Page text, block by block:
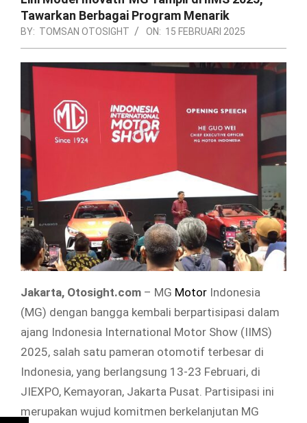
Tawarkan Berbagai Program Menarik
BY: TOMSAN OTOSIGHT ON: 15 FEBRUARI 2025
Jakarta, Otosight.com – MG Motor Indonesia
(MG) dengan bangga kembali berpartisipasi dalam
ajang Indonesia International Motor Show (IIMS)
2025, salah satu pameran otomotif terbesar di
Indonesia, yang berlangsung 13-23 Februari, di
JIEXPO, Kemayoran, Jakarta Pusat. Partisipasi ini
merupakan wujud komitmen berkelanjutan MG